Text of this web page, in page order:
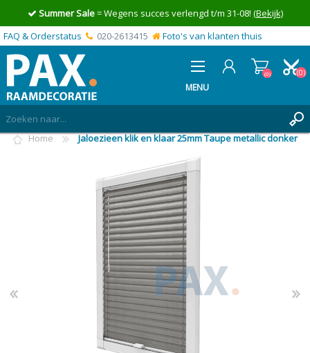
Summer Sale= Wegens succes verlengd t/m 31-08! (Bekijk)
FAQ & Orderstatus
020-2613415 Foto's van klanten thuis
MENU
(0)
(0)
Home Jaloezieen klik en klaar 25mm Taupe metallic donker